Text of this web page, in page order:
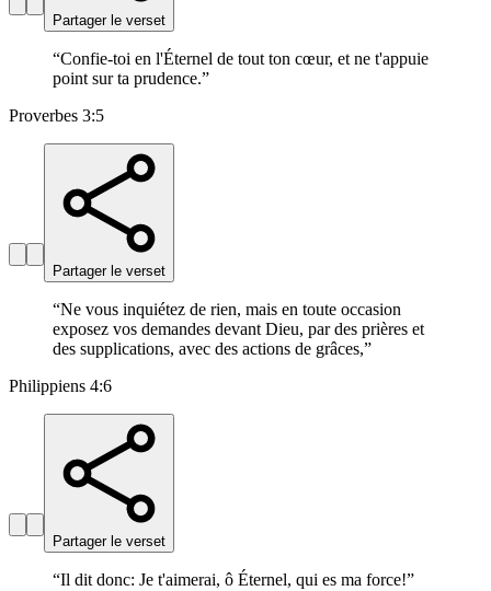
Partager le verset
“Confie-toi en l'Éternel de tout ton cœur, et ne t'appuie
point sur ta prudence.”
Proverbes 3:5
Partager le verset
“Ne vous inquiétez de rien, mais en toute occasion
exposez vos demandes devant Dieu, par des prières et
des supplications, avec des actions de grâces,”
Philippiens 4:6
Partager le verset
“Il dit donc: Je t'aimerai, ô Éternel, qui es ma force!”